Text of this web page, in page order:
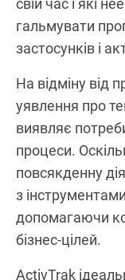
гальмувати
застосунків і
На відміну від
уявлення про
виявляє
процеси.
повсякденну
з
допомагаючи
бізнес-цілей.
ActivTrak